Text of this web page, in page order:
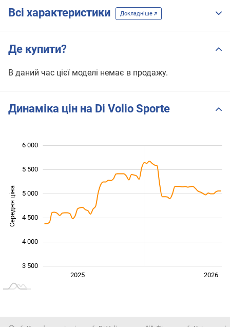
Всі характеристики Докладніше
Де купити?
В даний час цієї моделі немає в продажу.
Динаміка цін на Di Volio Sporte
Середня ціна
3 500
4 000
4 500
5 000
5 500
6 000
2026
2025